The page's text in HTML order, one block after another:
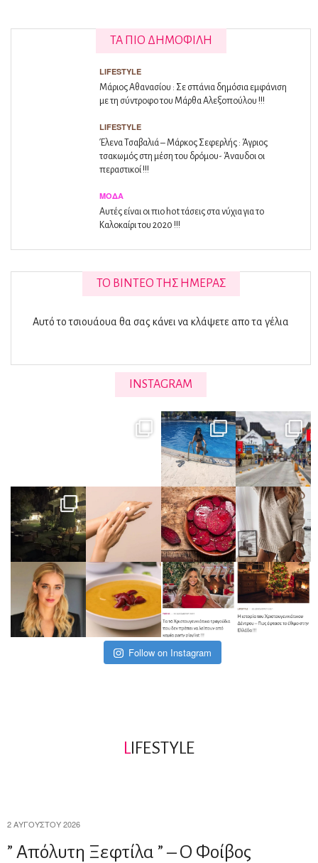
ΤΑ ΠΙΟ ΔΗΜΟΦΙΛΗ
LIFESTYLE
Μάριος Αθανασίου : Σε σπάνια δημόσια εμφάνιση
με τη σύντροφο του Μάρθα Αλεξοπούλου !!!
LIFESTYLE
Έλενα Τσαβαλιά – Μάρκος Σεφερλής : Άγριος
τσακωμός στη μέση του δρόμου- Άναυδοι οι
περαστικοί !!!
ΜΌΔΑ
Αυτές είναι οι πιο hot τάσεις στα νύχια για το
Καλοκαίρι του 2020 !!!
ΤΟ ΒΊΝΤΕΟ ΤΗΣ ΗΜΈΡΑΣ
Αυτό το τσιουάουα θα σας κάνει να κλάψετε απο τα γέλια
INSTAGRAM
Follow on Instagram
LIFESTYLE
2 ΑΥΓΟΎΣΤΟΥ 2026
” Απόλυτη Ξεφτίλα ” – Ο Φοίβος